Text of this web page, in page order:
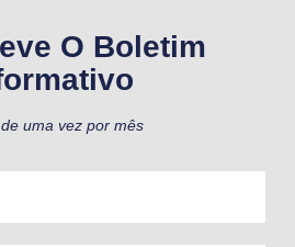
O Boletim
uma vez por mês